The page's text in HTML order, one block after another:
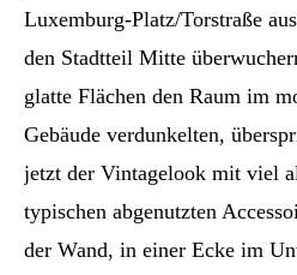
Luxemburg-Platz/Torstraße
den Stadtteil Mitte
glatte Flächen den Raum im
Gebäude verdunkelten,
jetzt der Vintagelook mit viel
typischen abgenutzten
der Wand, in einer Ecke im